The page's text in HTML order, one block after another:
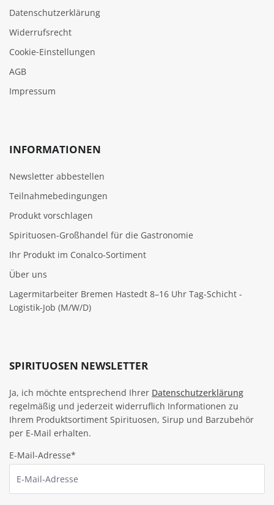
Datenschutzerklärung
Widerrufsrecht
Cookie‑Einstellungen
AGB
Impressum
INFORMATIONEN
Newsletter abbestellen
Teilnahmebedingungen
Produkt vorschlagen
Spirituosen-Großhandel für die Gastronomie
Ihr Produkt im Conalco-Sortiment
Über uns
Lagermitarbeiter Bremen Hastedt 8–16 Uhr Tag-Schicht -
Logistik-Job (M/W/D)
SPIRITUOSEN NEWSLETTER
Ja, ich möchte entsprechend Ihrer Datenschutzerklärung
regelmäßig und jederzeit widerruflich Informationen zu
Ihrem Produktsortiment Spirituosen, Sirup und Barzubehör
per E-Mail erhalten.
E-Mail-Adresse*